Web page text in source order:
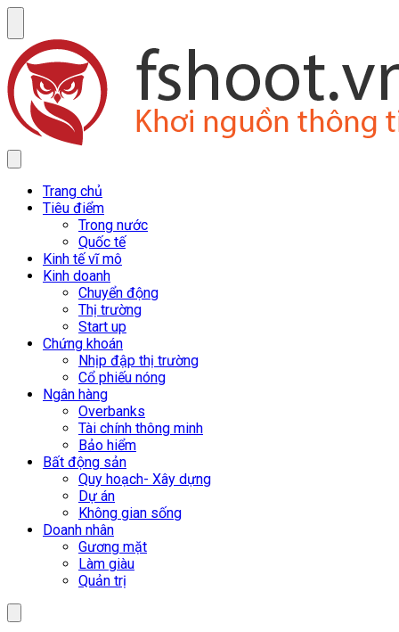
Trang chủ
Tiêu điểm
Trong nước
Quốc tế
Kinh tế vĩ mô
Kinh doanh
Chuyển động
Thị trường
Start up
Chứng khoán
Nhịp đập thị trường
Cổ phiếu nóng
Ngân hàng
Overbanks
Tài chính thông minh
Bảo hiểm
Bất động sản
Quy hoạch- Xây dựng
Dự án
Không gian sống
Doanh nhân
Gương mặt
Làm giàu
Quản trị